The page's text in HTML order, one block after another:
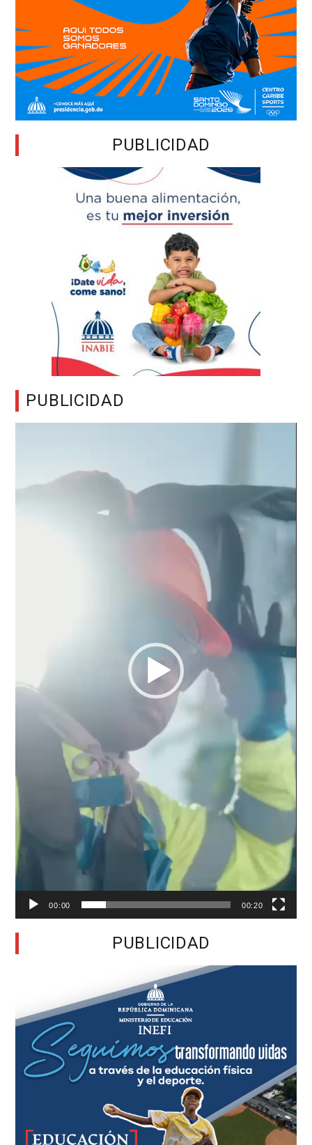
PUBLICIDAD
PUBLICIDAD
00:00 00:20
PUBLICIDAD